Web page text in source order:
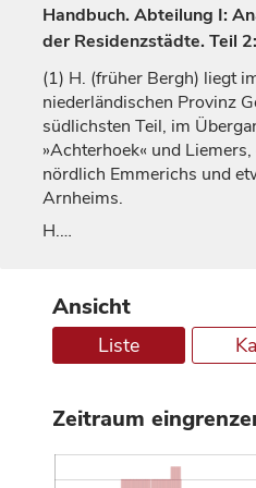
Handbuch. Abteilung I:
der Residenzstädte. Teil
(1) H. (früher Bergh) liegt
niederländischen Provinz
südlichsten Teil, im
»Achterhoek« und
nördlich Emmerichs und
Arnheims.
H.…
Ansicht
Liste
Zeitraum